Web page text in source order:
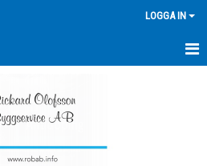
LOGGA IN